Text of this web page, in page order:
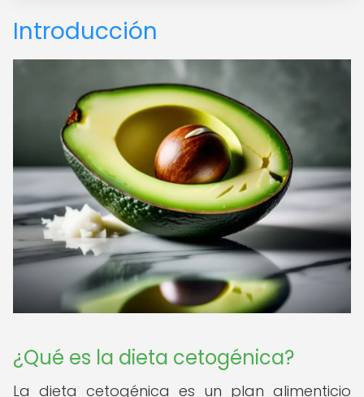
Introducción
¿Qué es la dieta cetogénica?
La dieta cetogénica es un plan alimenticio